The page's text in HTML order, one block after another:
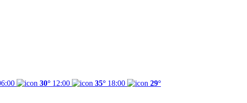
30° 12:00 35° 18:00
29°